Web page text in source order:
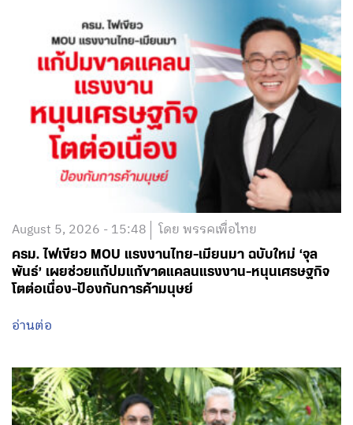
August 5, 2026 - 15:48 โดย พรรคเพื่อไทย
ครม. ไฟเขียว MOU แรงงานไทย-เมียนมา ฉบับใหม่ ‘จุล
พันธ์’ เผยช่วยแก้ปมแก้ขาดแคลนแรงงาน-หนุนเศรษฐกิจ
โตต่อเนื่อง-ป้องกันการค้ามนุษย์
อ่านต่อ